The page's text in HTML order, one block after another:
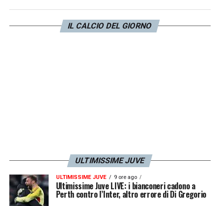
IL CALCIO DEL GIORNO
ULTIMISSIME JUVE
ULTIMISSIME JUVE 9 ore ago
Ultimissime Juve LIVE: i bianconeri cadono a
Perth contro l’Inter, altro errore di Di Gregorio